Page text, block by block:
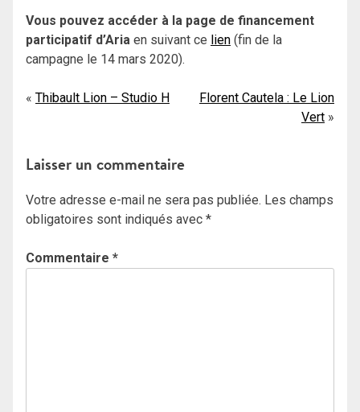
Vous pouvez accéder à la page de financement
participatif d’Aria en suivant ce lien (fin de la
campagne le 14 mars 2020).
Navigation
l’article
Thibault Lion – Studio H
Florent Cautela : Le Lion
Vert
Laisser un commentaire
Votre adresse e-mail ne sera pas publiée. Les champs
obligatoires sont indiqués avec *
Commentaire *